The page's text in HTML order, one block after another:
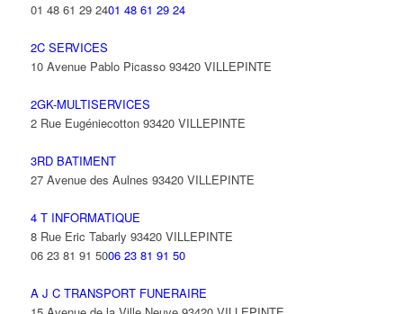
01 48 61 29 2401 48 61 29 24
2C SERVICES
10 Avenue Pablo Picasso 93420 VILLEPINTE
2GK-MULTISERVICES
2 Rue Eugéniecotton 93420 VILLEPINTE
3RD BATIMENT
27 Avenue des Aulnes 93420 VILLEPINTE
4 T INFORMATIQUE
8 Rue Eric Tabarly 93420 VILLEPINTE
06 23 81 91 5006 23 81 91 50
A J C TRANSPORT FUNERAIRE